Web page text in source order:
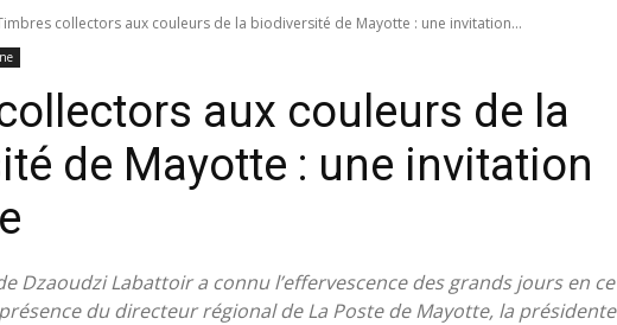
collectors aux couleurs de la biodiversité de Mayotte : une invitation...
aux couleurs de la
de Mayotte : une invitation
Dzaoudzi Labattoir a connu l’effervescence des grands jours en ce
du directeur régional de La Poste de Mayotte, la présidente